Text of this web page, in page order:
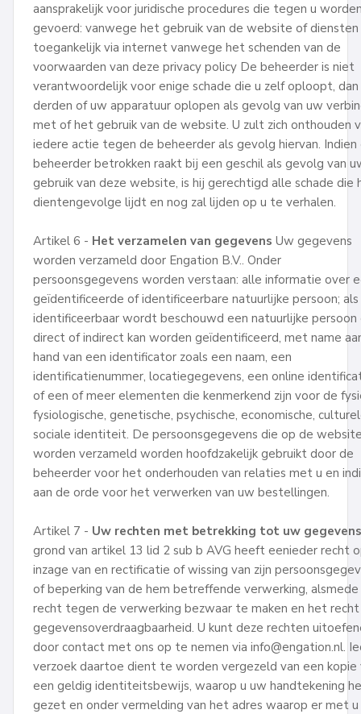
aansprakelijk voor juridische procedures die tegen u
gevoerd: vanwege het gebruik van de website of diensten
toegankelijk via internet vanwege het schenden van de
voorwaarden van deze privacy policy De beheerder is niet
verantwoordelijk voor enige schade die u zelf oploopt,
derden of uw apparatuur oplopen als gevolg van uw
met of het gebruik van de website. U zult zich onthouden
iedere actie tegen de beheerder als gevolg hiervan. Indien
beheerder betrokken raakt bij een geschil als gevolg van
gebruik van deze website, is hij gerechtigd alle schade die
dientengevolge lijdt en nog zal lijden op u te verhalen.
Artikel 6 - Het verzamelen van gegevens Uw gegevens
worden verzameld door Engation B.V.. Onder
persoonsgegevens worden verstaan: alle informatie over
geïdentificeerde of identificeerbare natuurlijke persoon; als
identificeerbaar wordt beschouwd een natuurlijke persoon
direct of indirect kan worden geïdentificeerd, met name
hand van een identificator zoals een naam, een
identificatienummer, locatiegegevens, een online
of een of meer elementen die kenmerkend zijn voor de
fysiologische, genetische, psychische, economische,
sociale identiteit. De persoonsgegevens die op de
worden verzameld worden hoofdzakelijk gebruikt door de
beheerder voor het onderhouden van relaties met u en
aan de orde voor het verwerken van uw bestellingen.
Artikel 7 - Uw rechten met betrekking tot uw gegevens
grond van artikel 13 lid 2 sub b AVG heeft eenieder recht
inzage van en rectificatie of wissing van zijn
of beperking van de hem betreffende verwerking,
recht tegen de verwerking bezwaar te maken en het
gegevensoverdraagbaarheid. U kunt deze rechten
door contact met ons op te nemen via info@engation.nl.
verzoek daartoe dient te worden vergezeld van een kopie
een geldig identiteitsbewijs, waarop u uw handtekening
gezet en onder vermelding van het adres waarop er met u